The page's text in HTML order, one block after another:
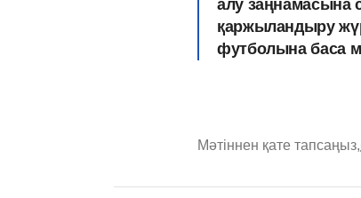
алу заңнамасына
қаржыландыру
футболына баса
Мәтіннен қате тапсаңыз,